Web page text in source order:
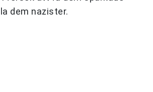
dem nazister.